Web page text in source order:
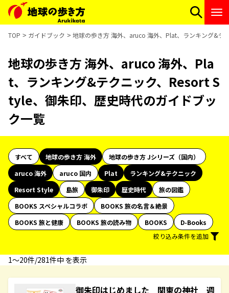
TOP ガイドブック 地球の歩き方 海外、aruco 海外、Plat、ランキング&テ
地球の歩き方 海外、aruco 海外、Pla
t、ランキング&テクニック、Resort S
tyle、御朱印、歴史時代のガイドブッ
ク一覧
すべて 地球の歩き方 海外
地球の歩き方 Jシリーズ（国内）
aruco 海外
aruco 国内 Plat
ランキング&テクニック
Resort Style
島旅 御朱印 歴史時代
旅の図鑑
BOOKS スペシャルコラボ
BOOKS 旅の名言＆絶景
BOOKS 旅と健康
BOOKS 旅の読み物 BOOKS
D-Books
絞り込み条件を追加
1〜20件/281件中 を表示
御朱印はじめました 関東の神社 週